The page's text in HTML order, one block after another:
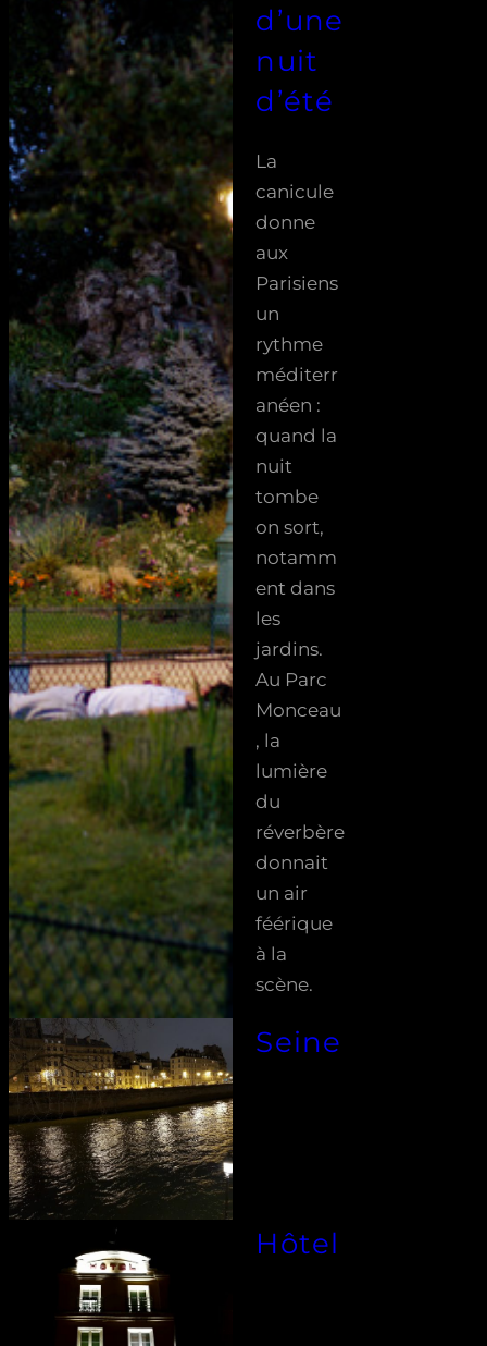
d’une
nuit
d’été
La
canicule
donne
aux
Parisiens
un
rythme
méditerr
anéen :
quand la
nuit
tombe
on sort,
notamm
ent dans
les
jardins.
Au Parc
Monceau
, la
lumière
du
réverbère
donnait
un air
féérique
à la
scène.
Seine
Hôtel